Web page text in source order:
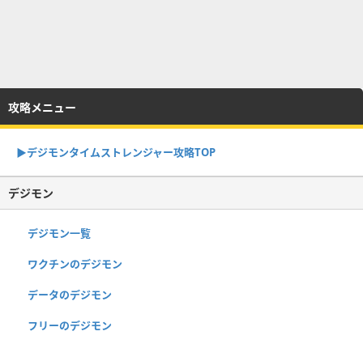
攻略メニュー
▶︎デジモンタイムストレンジャー攻略TOP
デジモン
デジモン一覧
ワクチンのデジモン
データのデジモン
フリーのデジモン